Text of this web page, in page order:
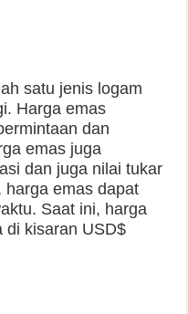
satu jenis logam
Harga emas
dan
emas juga
dan juga nilai tukar
harga emas dapat
Saat ini, harga
di kisaran USD$